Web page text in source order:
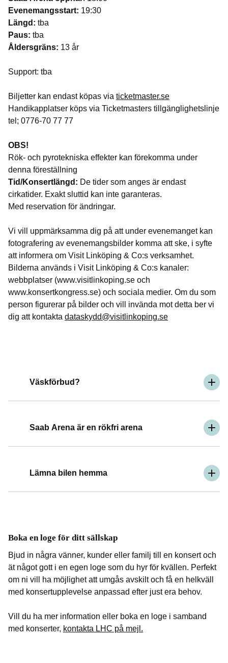
Evenemangsstart: 19:30
Längd: tba
Paus: tba
Åldersgräns: 13 år
Support: tba
Biljetter kan endast köpas via ticketmaster.se
Handikapplatser köps via Ticketmasters tillgänglighetslinje
tel; 0776-70 77 77
OBS!
Rök- och pyrotekniska effekter kan förekomma under
denna föreställning
Tid/Konsertlängd: De tider som anges är endast
cirkatider. Exakt sluttid kan inte garanteras.
Med reservation för ändringar.
Vi vill uppmärksamma dig på att under evenemanget kan
fotografering av evenemangsbilder komma att ske, i syfte
att informera om Visit Linköping & Co:s verksamhet.
Bilderna används i Visit Linköping & Co:s kanaler:
webbplatser (www.visitlinkoping.se och
www.konsertkongress.se) och sociala medier. Om du som
person figurerar på bilder och vill invända mot detta ber vi
dig att kontakta dataskydd@visitlinkoping.se
Väskförbud?
Saab Arena är en rökfri arena
Lämna bilen hemma
Boka en loge för ditt sällskap
Bjud in några vänner, kunder eller familj till en konsert och
ät något gott i en egen loge som du hyr för kvällen. Perfekt
om ni vill ha möjlighet att umgås avskilt och få en helkväll
med konsertupplevelse anpassad efter just era behov.
Vill du ha mer information eller boka en loge i samband
med konserter, kontakta LHC på mejl.